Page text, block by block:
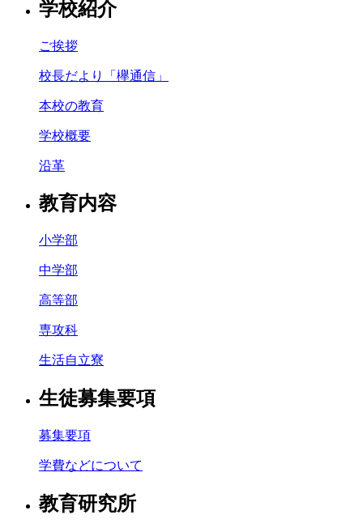
学校紹介
ご挨拶
校長だより「欅通信」
本校の教育
学校概要
沿革
教育内容
小学部
中学部
高等部
専攻科
生活自立寮
生徒募集要項
募集要項
学費などについて
教育研究所